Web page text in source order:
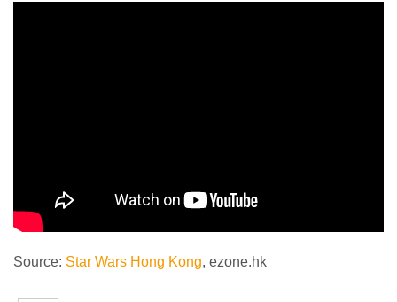
Source: Star Wars Hong Kong, ezone.hk